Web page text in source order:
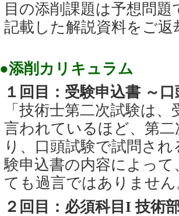
目の添削課題は予想問
記載した解説資料をご返
●添削カリキュラム
１回目：受験申込書 ～
「技術士第二次試験は
言われているほど、第
り、口頭試験で試問さ
験申込書の内容によっ
ても過言ではありません
２回目：必須科目I 技術